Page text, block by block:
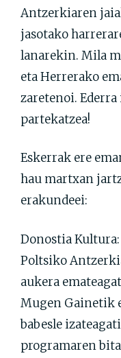
Antzerkiaren
jasotako
lanarekin. Mila
eta Herrerako
zaretenoi.
partekatzea!
Eskerrak ere
hau martxan
erakundeei:
Donostia
Poltsiko
aukera
Mugen Gainetik
babesle
programaren